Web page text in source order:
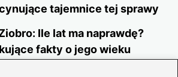
tajemnice tej sprawy
Ile lat ma naprawdę?
fakty o jego wieku